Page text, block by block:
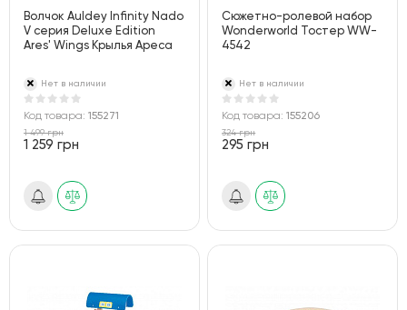
Волчок Auldey Infinity Nado
V серия Deluxe Edition
Ares' Wings Крылья Ареса
Нет в наличии
Код товара: 155271
1 499 грн
1 259 грн
Сюжетно-ролевой набор
Wonderworld Тостер WW-
4542
Нет в наличии
Код товара:155206
324 грн
295 грн